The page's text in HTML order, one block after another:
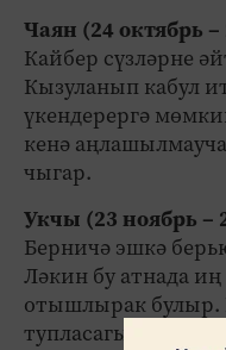
Чаян (24 октябрь
Кайбер сүзләрне
Кызуланып кабул
үкендерергә
кенә
чыгар.
Укчы (23 ноябрь –
Берничә эшкә
Ләкин бу атнада
отышлырак булыр.
тупласагыз,